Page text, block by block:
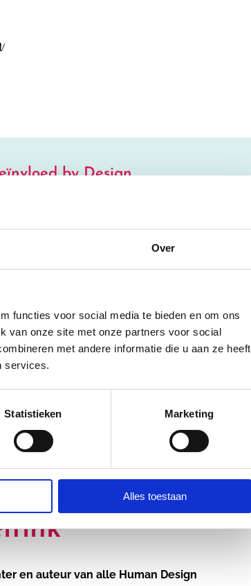
Over
functies voor social media te bieden en om ons
van onze site met onze partners voor social
met andere informatie die u aan ze heeft
services.
Statistieken Marketing
Alles toestaan
by Design
Rianne Klein
en auteur van alle Human Design